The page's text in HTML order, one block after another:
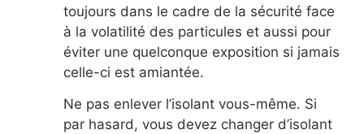
toujours dans le cadre de la sécurité face
à la volatilité des particules et aussi pour
éviter une quelconque exposition si jamais
celle-ci est amiantée.
Ne pas enlever l’isolant vous-même. Si
par hasard, vous devez changer d’isolant